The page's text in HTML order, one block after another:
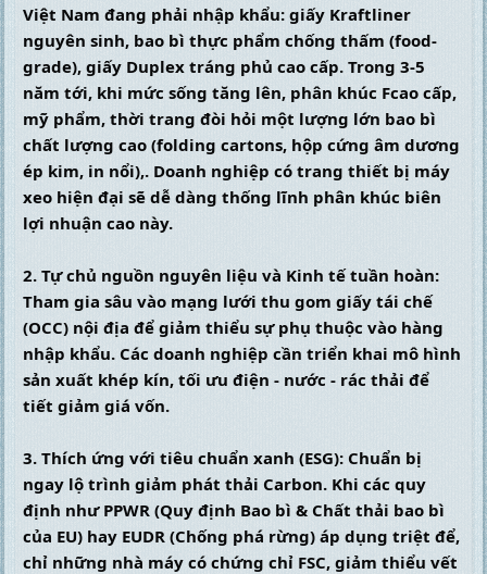
Việt Nam đang phải nhập khẩu: giấy Kraftliner
nguyên sinh, bao bì thực phẩm chống thấm (food-
grade), giấy Duplex tráng phủ cao cấp. Trong 3-5
năm tới, khi mức sống tăng lên, phân khúc Fcao cấp,
mỹ phẩm, thời trang đòi hỏi một lượng lớn bao bì
chất lượng cao (folding cartons, hộp cứng âm dương
ép kim, in nổi),. Doanh nghiệp có trang thiết bị máy
xeo hiện đại sẽ dễ dàng thống lĩnh phân khúc biên
lợi nhuận cao này.
2. Tự chủ nguồn nguyên liệu và Kinh tế tuần hoàn:
Tham gia sâu vào mạng lưới thu gom giấy tái chế
(OCC) nội địa để giảm thiểu sự phụ thuộc vào hàng
nhập khẩu. Các doanh nghiệp cần triển khai mô hình
sản xuất khép kín, tối ưu điện - nước - rác thải để
tiết giảm giá vốn.
3. Thích ứng với tiêu chuẩn xanh (ESG): Chuẩn bị
ngay lộ trình giảm phát thải Carbon. Khi các quy
định như PPWR (Quy định Bao bì & Chất thải bao bì
của EU) hay EUDR (Chống phá rừng) áp dụng triệt để,
chỉ những nhà máy có chứng chỉ FSC, giảm thiểu vết